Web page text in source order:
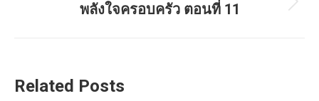
Next
พลังใจครอบครัว ตอนที่ 11
Related Posts